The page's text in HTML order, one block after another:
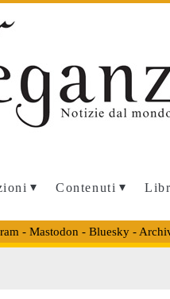
Contenuti
- Mastodon - Bluesky-